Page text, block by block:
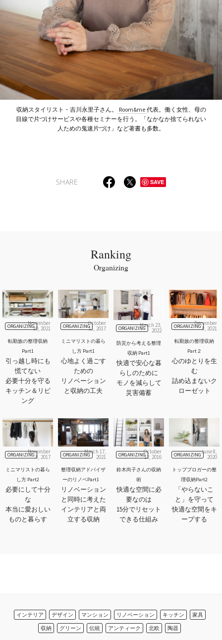
収納スタイリスト・吉川永里子さん。 Room&me 代表。働く女性、母の
目線で片づけサービスや各種セミナーを行う。「なかなか捨てられない
人ための鬼速片づけ」など著書も多数。
SHARE SAVE
Ranking
Organizing
ORGANIZINGNovember
10, 2021
転勤族の整理収納
Part1
引っ越し時にも
慌てない
必要十分を守る
キッチン＆リビ
ング
ORGANIZINGOctober
11, 2017
ミニマリストの暮ら
し方 Part1
心地よく過ごす
ための
リノベーション
と収納の工夫
ORGANIZINGMarch 23,
2022
防災から考える整理
収納 Part1
快適で安心な暮
らしのために
モノを減らして
災害備蓄
ORGANIZINGDecember
8, 2021
転勤族の整理収納
Part２
心のゆとりを生
む
詰め込まないク
ローゼット
ORGANIZINGNovember
8, 2017
ミニマリストの暮ら
し方 Part2
必要にして十分
な
本当に愛おしい
ものと暮らす
ORGANIZINGMarch 17,
2021
整理収納アドバイザ
ーのリノベPart1
リノベーション
と同時に考えた
インテリアと両
立する収納
ORGANIZINGOctober
12, 2016
鈴木尚子さんの収納
術
快適な空間に必
要なのは
15分でリセット
できる仕組み
ORGANIZINGJune 8,
2020
トップブロガーの整
理収納Part2
「やらないこ
と」を守って
快適な空間をキ
ープする
インテリア デザイン マンション リノベーション キッチン
家具
収納
グリーン 伝統 アンティーク 北欧 陶器